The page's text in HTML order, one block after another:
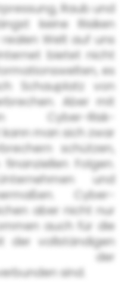
Raub und
keine Risiken
Welt auf uns
bietet nicht
es
Schauplatz von
Aber mit
Cyber-Risk-
man sich zwar
schützen,
Folgen.
und
Cyber-
aber nicht nur
auch für die
der vollständigen
der
sind.